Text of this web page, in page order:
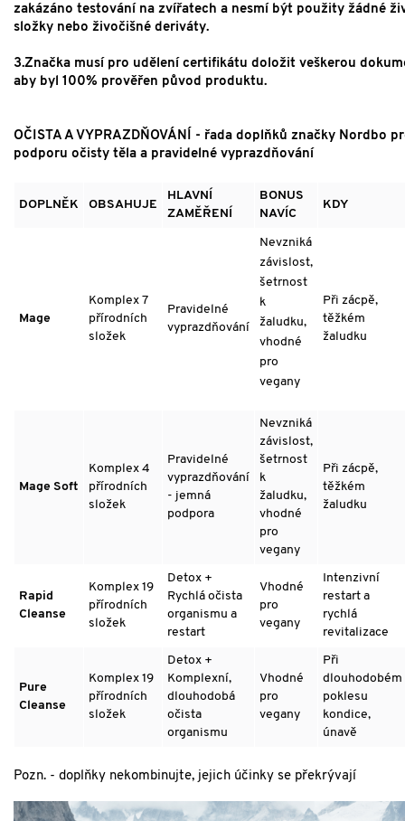
zakázáno testování na zvířatech a nesmí být použity žádné
složky nebo živočišné deriváty.
3.Značka musí pro udělení certifikátu doložit veškerou
aby byl 100% prověřen původ produktu.
OČISTA A VYPRAZDŇOVÁNÍ - řada doplňků značky Nordbo
podporu očisty těla a pravidelné vyprazdňování
DOPLNĚK OBSAHUJE
HLAVNÍ
ZAMĚŘENÍ
BONUS
NAVÍC
KDY
Mage
Komplex 7
přírodních
složek
Pravidelné
vyprazdňování
Nevzniká
závislost,
šetrnost
k
žaludku,
vhodné
pro
vegany
Při zácpě,
těžkém
žaludku
Mage Soft
Komplex 4
přírodních
složek
Pravidelné
vyprazdňování
- jemná
podpora
Nevzniká
závislost,
šetrnost
k
žaludku,
vhodné
pro
vegany
Při zácpě,
těžkém
žaludku
Rapid
Cleanse
Komplex 19
přírodních
složek
Detox +
Rychlá očista
organismu a
restart
Vhodné
pro
vegany
Intenzivní
restart a
rychlá
revitalizace
Pure
Cleanse
Komplex 19
přírodních
složek
Detox +
Komplexní,
dlouhodobá
očista
organismu
Vhodné
pro
vegany
Při
dlouhodobém
poklesu
kondice,
únavě
Pozn. - doplňky nekombinujte, jejich účinky se překrývají